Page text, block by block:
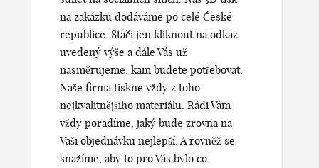
na zakázku dodáváme po celé České
republice. Stačí jen kliknout na odkaz
uvedený výše a dále Vás už
nasměrujeme, kam budete potřebovat.
Naše firma tiskne vždy z toho
nejkvalitnějšího materiálu. Rádi Vám
vždy poradíme, jaký bude zrovna na
Vaši objednávku nejlepší. A rovněž se
snažíme, aby to pro Vás bylo co